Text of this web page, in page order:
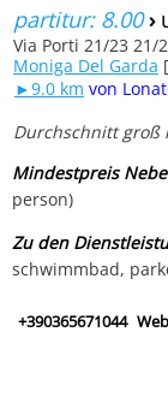
partitur: 8.00›
Via Porti 21/23 21/
Moniga Del Garda
►9.0 km von
Durchschnitt groß
Mindestpreis
person)
Zu den
schwimmbad,
+390365671044